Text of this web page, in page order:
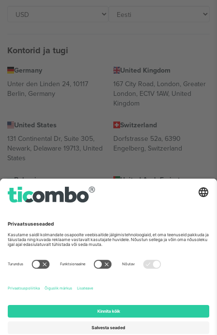
Kontorid ja tugi
Germany
Unter den Linden 24, 10117
Berlin, Germany
United Kingdom
167 City Road, London, Greater
London, EC1V 1AW, United
Kingdom
United States
131 Continental Dr, Suite 305,
Newark, Delaware 19713, United
States
Switzerland
Dorfstrasse 52a, 6390
Engelberg, Switzerland
Bulgaria
Regus Sofia City West, bul
Totleben 53-55, 1606 Sofia,
United Arab Emirates
UAE Dubai Silicon Oasis, DDP
Mexico
Av Chapultepec 360, Roma
Norte, Cuauhtémoc, 06700
Ciudad de México, CDMX,
sündmusest ja/või domeenist. Detailide jaoks vaata konkreetse
sündmuse lehte, impressumit ja tingimusi.,
2026 Ticombo. Kõik õigused kaitstud.